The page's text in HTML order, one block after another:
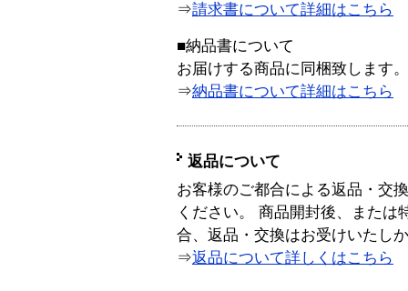
⇒請求書について詳細はこちら
■納品書について
お届けする商品に同梱致します。
⇒納品書について詳細はこちら
返品について
お客様のご都合による返品・交
ください。 商品開封後、または
合、返品・交換はお受けいたし
⇒返品について詳しくはこちら